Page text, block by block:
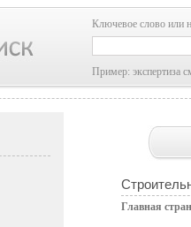
Ключевое слово или
Пример: экспертиза
Главная